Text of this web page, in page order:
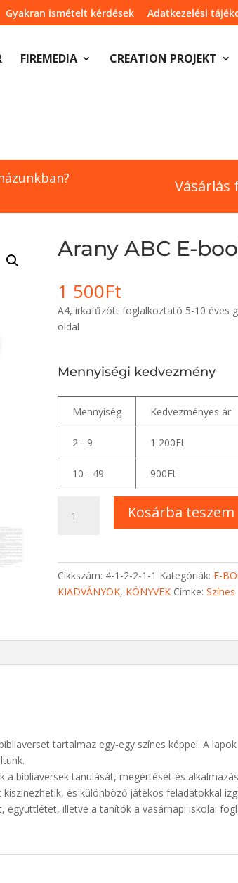
Gyakran ismételt kérdések Adatkezelési
FIREMEDIA CREATION PROJEKT
Vásárlás
Arany ABC E-
1 500Ft
A4, irkafűzött foglalkoztató 5-10 éves
oldal
Mennyiségi kedvezmény
Mennyiség Kedvezményes ár
2 - 9 1 200Ft
10 - 49 900Ft
ABC
mennyiség
Kosárba teszem
Cikkszám: 4-1-2-2-1-1 Kategóriák: E-
KIADVÁNYOK, KÖNYVEK Címke:Színes
tartalmaz egy-egy színes képpel. A
a bibliaversek tanulását, megértését és
és különböző játékos feladatokkal
együttlétet, illetve a tanítók a vasárnapi iskolai